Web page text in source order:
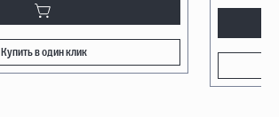
Купить в один клик